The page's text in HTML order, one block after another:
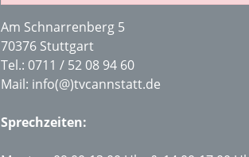
Am Schnarrenberg 5
70376 Stuttgart
Tel.: 0711 / 52 08 94 60
Mail: info(@)tvcannstatt.de
Sprechzeiten: